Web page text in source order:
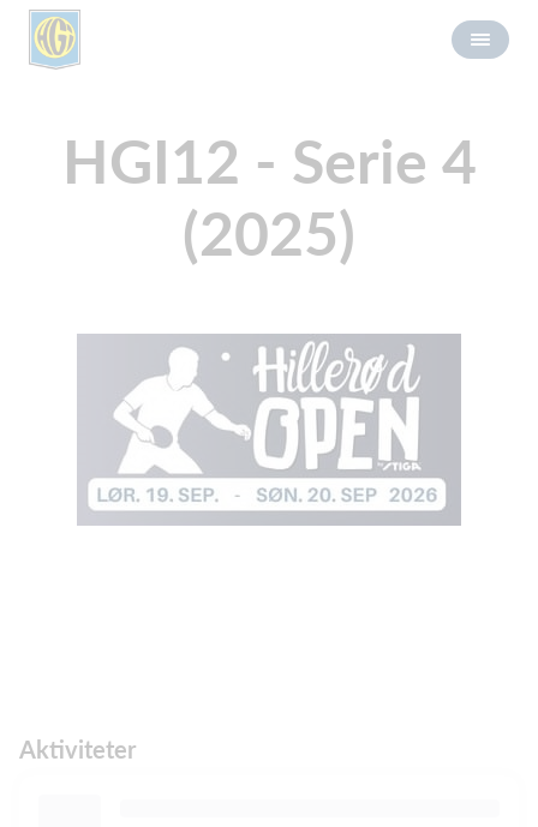
HGI12 - Serie 4
(2025)
Aktiviteter